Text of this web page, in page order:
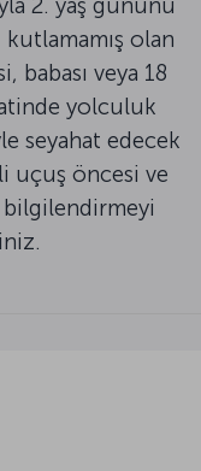
olan
babası veya 18
yolculuk
seyahat edecek
uçuş öncesi ve
bilgilendirmeyi